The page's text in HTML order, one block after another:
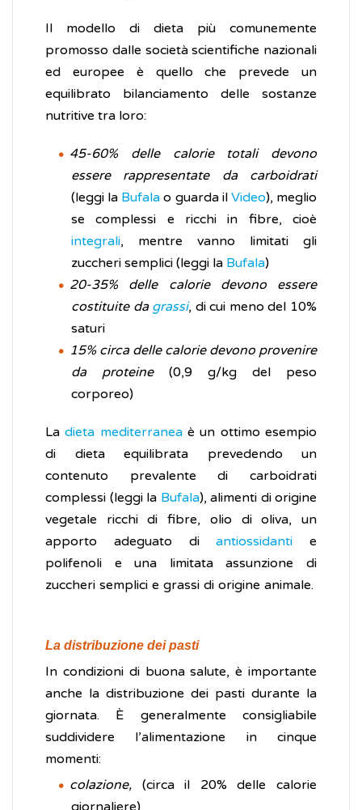
Il modello di dieta più comunemente
promosso dalle società scientifiche nazionali
ed europee è quello che prevede un
equilibrato bilanciamento delle sostanze
nutritive tra loro:
45-60% delle calorie totali devono
essere rappresentate da carboidrati
(leggi la Bufala o guarda il Video), meglio
se complessi e ricchi in fibre, cioè
integrali, mentre vanno limitati gli
zuccheri semplici (leggi la Bufala)
20-35% delle calorie devono essere
costituite da grassi, di cui meno del 10%
saturi
15% circa delle calorie devono provenire
da proteine(0,9 g/kg del peso
corporeo)
Ladieta mediterraneaè un ottimo esempio
di dieta equilibrata prevedendo un
contenuto prevalente di carboidrati
complessi (leggi la Bufala), alimenti di origine
vegetale ricchi di fibre, olio di oliva, un
apporto adeguato diantiossidanti e
polifenoli e una limitata assunzione di
zuccheri semplici e grassi di origine animale.
La distribuzione dei pasti
In condizioni di buona salute, è importante
anche la distribuzione dei pasti durante la
giornata. È generalmente consigliabile
suddividere l’alimentazione in cinque
momenti:
colazione, (circa il 20% delle calorie